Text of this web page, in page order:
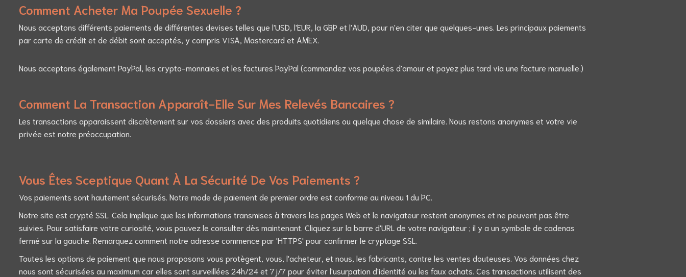
Comment Acheter Ma Poupée Sexuelle ?
Nous acceptons différents paiements de différentes devises telles que l'USD, l'EUR, la GBP et l'AUD, pour n'en citer que quelques-unes. Les principaux paiements
par carte de crédit et de débit sont acceptés, y compris VISA, Mastercard et AMEX.
Nous acceptons également PayPal, les crypto-monnaies et les factures PayPal (commandez vos poupées d'amour et payez plus tard via une facture manuelle.)
Comment La Transaction Apparaît-Elle Sur Mes Relevés Bancaires ?
Les transactions apparaissent discrètement sur vos dossiers avec des produits quotidiens ou quelque chose de similaire. Nous restons anonymes et votre vie
privée est notre préoccupation.
Vous Êtes Sceptique Quant À La Sécurité De Vos Paiements ?
Vos paiements sont hautement sécurisés. Notre mode de paiement de premier ordre est conforme au niveau 1 du PC.
Notre site est crypté SSL. Cela implique que les informations transmises à travers les pages Web et le navigateur restent anonymes et ne peuvent pas être
suivies. Pour satisfaire votre curiosité, vous pouvez le consulter dès maintenant. Cliquez sur la barre d'URL de votre navigateur ; il y a un symbole de cadenas
fermé sur la gauche. Remarquez comment notre adresse commence par 'HTTPS' pour confirmer le cryptage SSL.
Toutes les options de paiement que nous proposons vous protègent, vous, l'acheteur, et nous, les fabricants, contre les ventes douteuses. Vos données chez
nous sont sécurisées au maximum car elles sont surveillées 24h/24 et 7j/7 pour éviter l'usurpation d'identité ou les faux achats. Ces transactions utilisent des